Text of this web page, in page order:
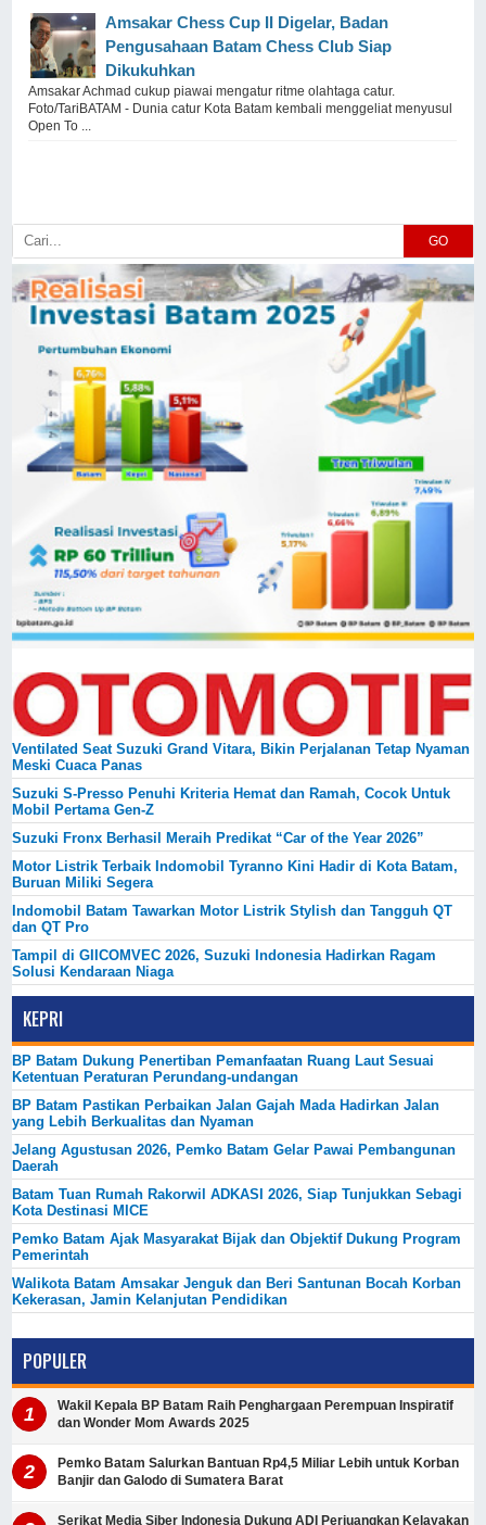
Amsakar Chess Cup II Digelar, Badan
Pengusahaan Batam Chess Club Siap
Dikukuhkan
Amsakar Achmad cukup piawai mengatur ritme olahtaga catur.
Foto/TariBATAM - Dunia catur Kota Batam kembali menggeliat menyusul
Open To ...
GO
Ventilated Seat Suzuki Grand Vitara, Bikin Perjalanan Tetap Nyaman
Meski Cuaca Panas
Suzuki S-Presso Penuhi Kriteria Hemat dan Ramah, Cocok Untuk
Mobil Pertama Gen-Z
Suzuki Fronx Berhasil Meraih Predikat “Car of the Year 2026”
Motor Listrik Terbaik Indomobil Tyranno Kini Hadir di Kota Batam,
Buruan Miliki Segera
Indomobil Batam Tawarkan Motor Listrik Stylish dan Tangguh QT
dan QT Pro
Tampil di GIICOMVEC 2026, Suzuki Indonesia Hadirkan Ragam
Solusi Kendaraan Niaga
KEPRI
BP Batam Dukung Penertiban Pemanfaatan Ruang Laut Sesuai
Ketentuan Peraturan Perundang-undangan
BP Batam Pastikan Perbaikan Jalan Gajah Mada Hadirkan Jalan
yang Lebih Berkualitas dan Nyaman
Jelang Agustusan 2026, Pemko Batam Gelar Pawai Pembangunan
Daerah
Batam Tuan Rumah Rakorwil ADKASI 2026, Siap Tunjukkan Sebagi
Kota Destinasi MICE
Pemko Batam Ajak Masyarakat Bijak dan Objektif Dukung Program
Pemerintah
Walikota Batam Amsakar Jenguk dan Beri Santunan Bocah Korban
Kekerasan, Jamin Kelanjutan Pendidikan
POPULER
Wakil Kepala BP Batam Raih Penghargaan Perempuan Inspiratif
dan Wonder Mom Awards 2025
Pemko Batam Salurkan Bantuan Rp4,5 Miliar Lebih untuk Korban
Banjir dan Galodo di Sumatera Barat
Serikat Media Siber Indonesia Dukung ADI Perjuangkan Kelayakan